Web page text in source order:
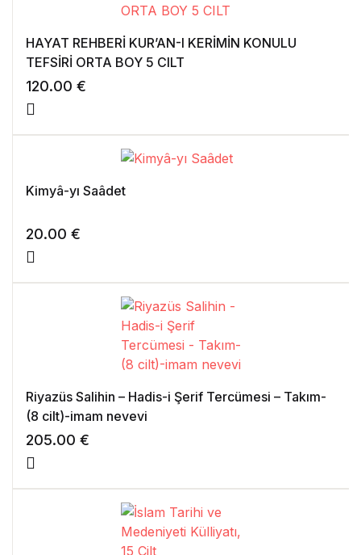
HAYAT REHBERİ KUR’AN-I KERİMİN KONULU
TEFSİRİ ORTA BOY 5 CILT
120.00 €
Kimyâ-yı Saâdet
20.00 €
Riyazüs Salihin – Hadis-i Şerif Tercümesi – Takım-
(8 cilt)-imam nevevi
205.00 €